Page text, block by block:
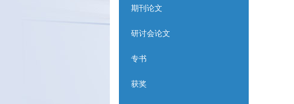
期刊论文
研讨会论文
专书
获奖